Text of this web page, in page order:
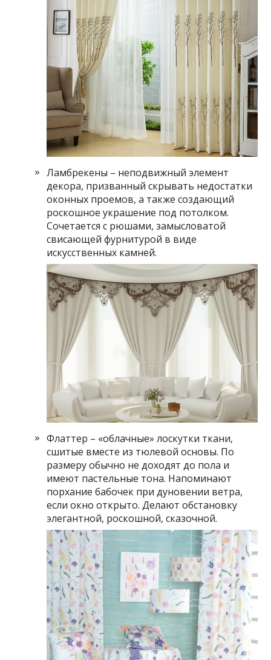
Ламбрекены – неподвижный элемент
декора, призванный скрывать недостатки
оконных проемов, а также создающий
роскошное украшение под потолком.
Сочетается с рюшами, замысловатой
свисающей фурнитурой в виде
искусственных камней.
Флаттер – «облачные» лоскутки ткани,
сшитые вместе из тюлевой основы. По
размеру обычно не доходят до пола и
имеют пастельные тона. Напоминают
порхание бабочек при дуновении ветра,
если окно открыто. Делают обстановку
элегантной, роскошной, сказочной.